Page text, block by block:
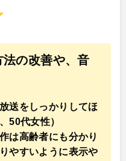
の改善や、音
送をしっかりしてほ
50代女性）
は高齢者にも分かり
やすいように表示や